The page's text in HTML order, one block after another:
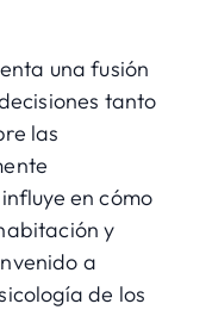
una fusión
tanto
las
en cómo
y
a
de los